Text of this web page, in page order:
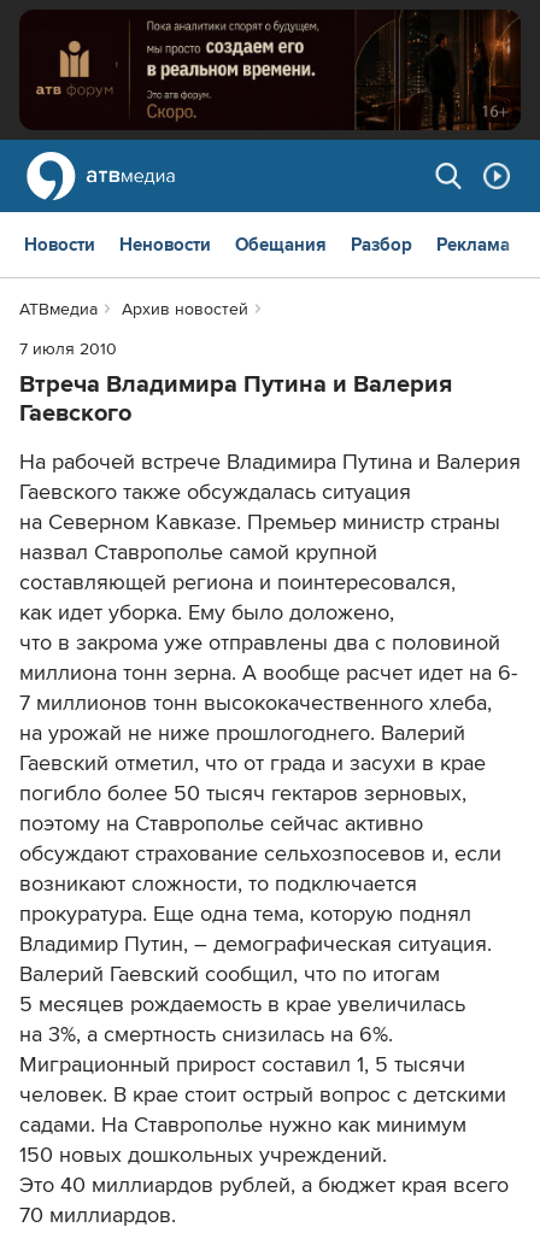
Новости Неновости Обещания Разбор Реклама
АТВмедиа
Архив новостей
7 июля 2010
Втреча Владимира Путина и Валерия
Гаевского
На рабочей встрече Владимира Путина и Валерия
Гаевского также обсуждалась ситуация
на Северном Кавказе. Премьер министр страны
назвал Ставрополье самой крупной
составляющей региона и поинтересовался,
как идет уборка. Ему было доложено,
что в закрома уже отправлены два с половиной
миллиона тонн зерна. А вообще расчет идет на 6-
7 миллионов тонн высококачественного хлеба,
на урожай не ниже прошлогоднего. Валерий
Гаевский отметил, что от града и засухи в крае
погибло более 50 тысяч гектаров зерновых,
поэтому на Ставрополье сейчас активно
обсуждают страхование сельхозпосевов и, если
возникают сложности, то подключается
прокуратура. Еще одна тема, которую поднял
Владимир Путин, – демографическая ситуация.
Валерий Гаевский сообщил, что по итогам
5 месяцев рождаемость в крае увеличилась
на 3%, а смертность снизилась на 6%.
Миграционный прирост составил 1, 5 тысячи
человек. В крае стоит острый вопрос с детскими
садами. На Ставрополье нужно как минимум
150 новых дошкольных учреждений.
Это 40 миллиардов рублей, а бюджет края всего
70 миллиардов.